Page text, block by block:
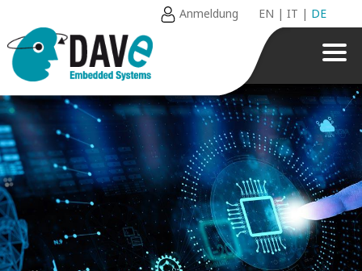
Anmeldung EN |IT | DE